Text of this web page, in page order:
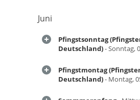
Juni
Pfingstsonntag
Deutschland)- Sonntag,
Pfingstmontag
Deutschland)- Montag,